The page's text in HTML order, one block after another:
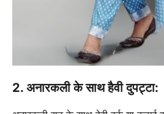
2. अनारकली के साथ हैवी दुपट्टा: